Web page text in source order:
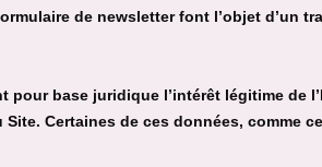
de newsletter font l’objet d’un
base juridique l’intérêt légitime de
Certaines de ces données, comme